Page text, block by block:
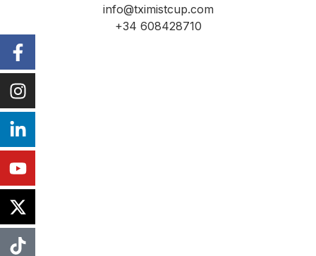
info@tximistcup.com
+34 608428710